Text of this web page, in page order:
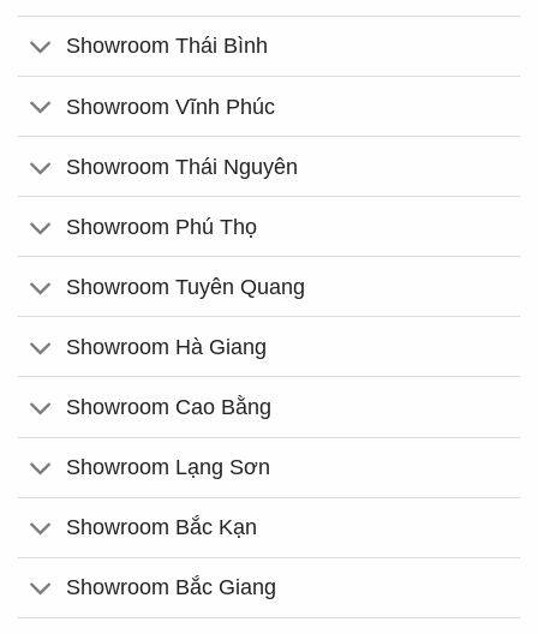
Showroom Thái Bình
Showroom Vĩnh Phúc
Showroom Thái Nguyên
Showroom Phú Thọ
Showroom Tuyên Quang
Showroom Hà Giang
Showroom Cao Bằng
Showroom Lạng Sơn
Showroom Bắc Kạn
Showroom Bắc Giang